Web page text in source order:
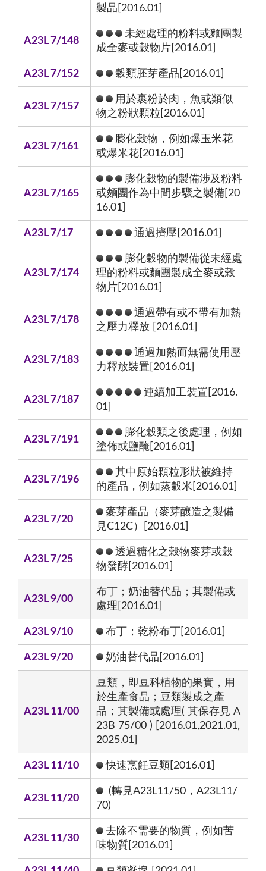
製品[2016.01]
A23L 7/148
未經處理的粉料或麵團製
成全麥或穀物片[2016.01]
A23L 7/152 穀類胚芽產品[2016.01]
A23L 7/157
用於裹粉於肉，魚或類似
物之粉狀顆粒[2016.01]
A23L 7/161
膨化穀物，例如爆玉米花
或爆米花[2016.01]
A23L 7/165
膨化穀物的製備涉及粉料
或麵團作為中間步驟之製備[20
16.01]
A23L 7/17 通過擠壓[2016.01]
A23L 7/174
膨化穀物的製備從未經處
理的粉料或麵團製成全麥或穀
物片[2016.01]
A23L 7/178
通過帶有或不帶有加熱
之壓力釋放 [2016.01]
A23L 7/183
通過加熱而無需使用壓
力釋放裝置[2016.01]
A23L 7/187
連續加工裝置[2016.
01]
A23L 7/191
膨化榖類之後處理，例如
塗佈或鹽醃[2016.01]
A23L 7/196
其中原始顆粒形狀被維持
的產品，例如蒸穀米[2016.01]
A23L 7/20
麥芽產品（麥芽釀造之製備
見C12C）[2016.01]
A23L 7/25
透過糖化之穀物麥芽或穀
物發酵[2016.01]
A23L 9/00
布丁；奶油替代品；其製備或
處理[2016.01]
A23L 9/10 布丁；乾粉布丁[2016.01]
A23L 9/20 奶油替代品[2016.01]
A23L 11/00
豆類，即豆科植物的果實，用
於生產食品；豆類製成之產
品；其製備或處理( 其保存見 A
23B 75/00 ) [2016.01,2021.01,
2025.01]
A23L 11/10 快速烹飪豆類[2016.01]
A23L 11/20
(轉見A23L11/50，A23L11/
70)
A23L 11/30
去除不需要的物質，例如苦
味物質[2016.01]